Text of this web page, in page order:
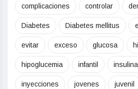
complicaciones controlar
Diabetes Diabetes mellitus
evitar exceso glucosa
hipoglucemia infantil insulina
inyecciones jovenes juvenil